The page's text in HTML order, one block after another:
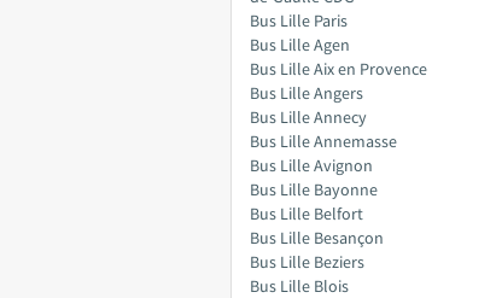
Bus Lille Paris
Bus Lille Agen
Bus Lille Aix en Provence
Bus Lille Angers
Bus Lille Annecy
Bus Lille Annemasse
Bus Lille Avignon
Bus Lille Bayonne
Bus Lille Belfort
Bus Lille Besançon
Bus Lille Beziers
Bus Lille Blois